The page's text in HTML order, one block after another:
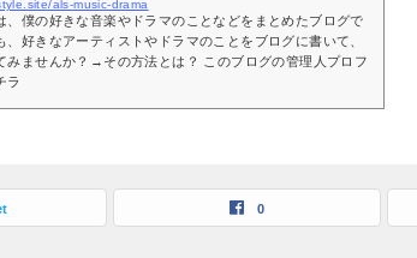
als-music-drama
、僕の好きな音楽やドラマのことなどをまとめたブログで
、好きなアーティストやドラマのことをブログに書いて、
みませんか？→その方法とは？ このブログの管理人プロフ
ラ
0